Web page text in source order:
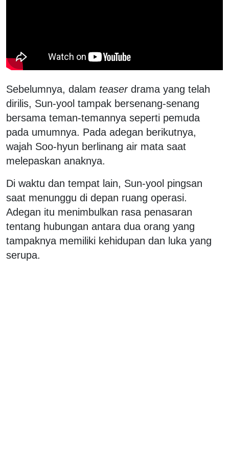
Sebelumnya, dalam teaserdrama yang telah
dirilis, Sun-yool tampak bersenang-senang
bersama teman-temannya seperti pemuda
pada umumnya. Pada adegan berikutnya,
wajah Soo-hyun berlinang air mata saat
melepaskan anaknya.
Di waktu dan tempat lain, Sun-yool pingsan
saat menunggu di depan ruang operasi.
Adegan itu menimbulkan rasa penasaran
tentang hubungan antara dua orang yang
tampaknya memiliki kehidupan dan luka yang
serupa.